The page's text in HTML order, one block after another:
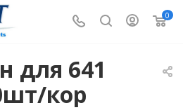
0
для 641
кор